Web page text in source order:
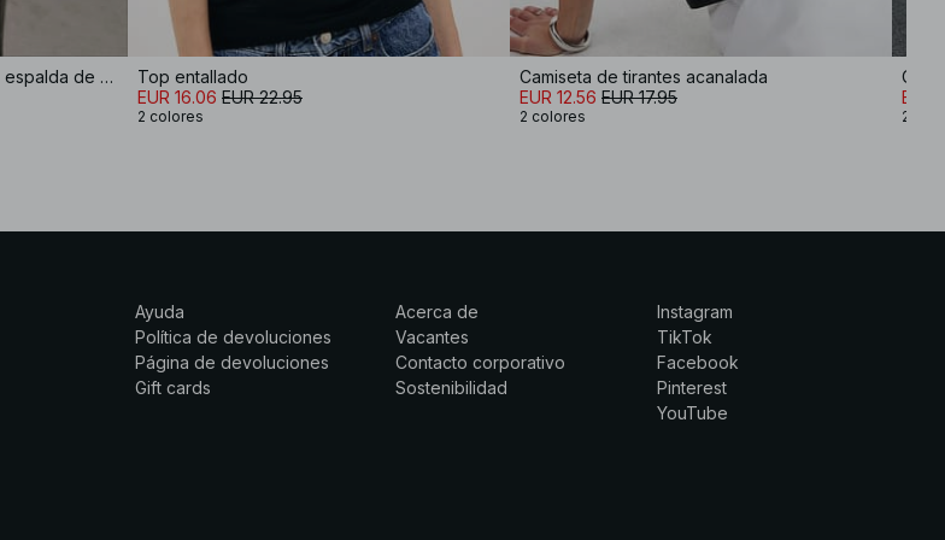
Camiseta interior de punto con espalda de nadadora
Top entallado
EUR 16.06 EUR 22.95
2 colores
Camiseta de tirantes acanalada
EUR 12.56 EUR 17.95
2 colores
EUR
2
Ayuda
Política de devoluciones
Página de devoluciones
Gift cards
Acerca de
Vacantes
Contacto corporativo
Sostenibilidad
Instagram
TikTok
Facebook
Pinterest
YouTube